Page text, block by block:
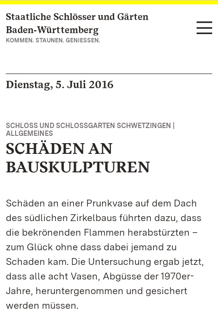
Zum Hauptinhalt springen
Staatliche Schlösser und Gärten
Baden‑Württemberg
KOMMEN. STAUNEN. GENIESSEN.
Dienstag, 5. Juli 2016
SCHLOSS UND SCHLOSSGARTEN SCHWETZINGEN |
ALLGEMEINES
SCHÄDEN AN
BAUSKULPTUREN
Schäden an einer Prunkvase auf dem Dach
des südlichen Zirkelbaus führten dazu, dass
die bekrönenden Flammen herabstürzten –
zum Glück ohne dass dabei jemand zu
Schaden kam. Die Untersuchung ergab jetzt,
dass alle acht Vasen, Abgüsse der 1970er-
Jahre, heruntergenommen und gesichert
werden müssen.